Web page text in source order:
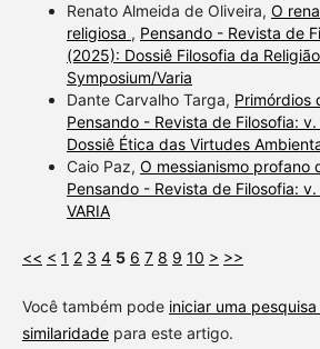
Renato Almeida de Oliveira, O
religiosa , Pensando - Revista de
(2025): Dossiê Filosofia da
Symposium/Varia
Dante Carvalho Targa, Primórdios
Pensando - Revista de Filosofia:
Dossiê Ética das Virtudes
Caio Paz, O messianismo profano
Pensando - Revista de Filosofia:
VARIA
<< < 1 2 3 4 5 6 7 8 9 10 > >>
Você também pode iniciar uma
similaridadepara este artigo.